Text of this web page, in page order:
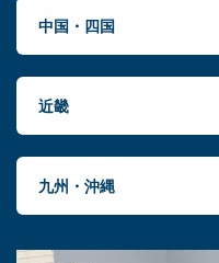
中国・四国
近畿
九州・沖縄